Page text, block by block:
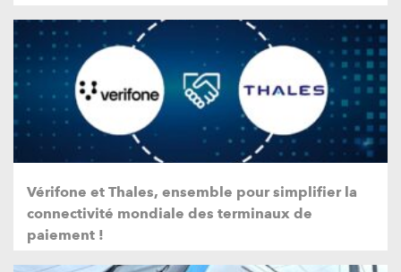
Vérifone et Thales, ensemble pour simplifier la
connectivité mondiale des terminaux de
paiement !